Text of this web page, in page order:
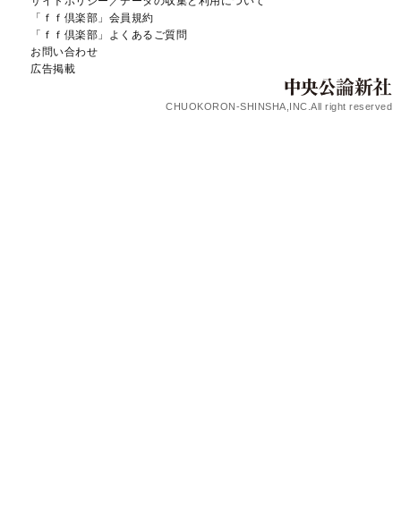
「ｆｆ倶楽部」会員規約
「ｆｆ倶楽部」よくあるご質問
お問い合わせ
広告掲載
CHUOKORON-SHINSHA,INC.All right reserved